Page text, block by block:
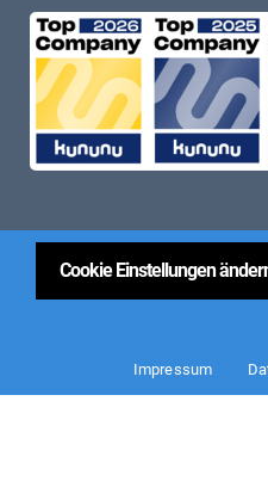
Cookie Einstellungen
Impressum